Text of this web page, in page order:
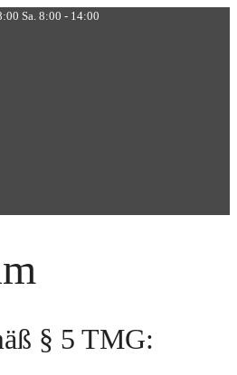
Sa. 8:00 - 14:00
§ 5 TMG: